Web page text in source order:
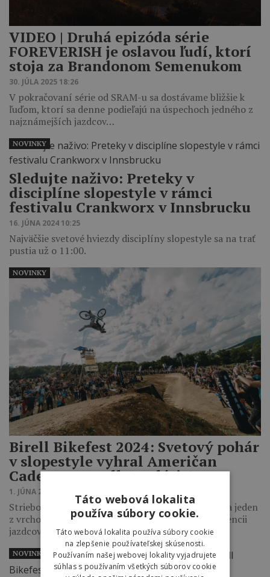
VIDEO | Druhá epizóda série
FOREVERISH je oslavou ľudí, ktorí
stoja za Brandonom Semenukom
30. JÚLA 2025 18:26
V pokračovaní série od SRAM-u sa dostávame bližšie k
ľuďom, ktorí sa denne podieľajú na úspechoch jedného z
najznámejších jazdcov…
Sledujte naživo: Preteky v
disciplíne slopestyle v rámci
festivalu Crankworx v Innsbrucku
16. JÚNA 2024 10:25
Najväčšie svetové hviezdy disciplíny slopestyle sa na trať
pustia už o 11:00.
NOVINKY
Birell Bikefest 2024: Svetový pohár
v slopestyle vyhral Američan
Caden Ingersoll (+galéria)
1. JÚNA 2024 22:41
Strieborný event svetového pohára FMB v Kálnici a jeden
z vrcholov festivalu Bikefest vyhral v silnej konkurencii
jazdcov z celého…
NOVINKY
NOVINKY
Táto webová lokalita
používa súbory cookie.
Táto webová lokalita používa súbory cookie
na zlepšenie používateľskej skúsenosti.
Používaním našej webovej lokality vyjadrujete
súhlas s používaním všetkých súborov cookie